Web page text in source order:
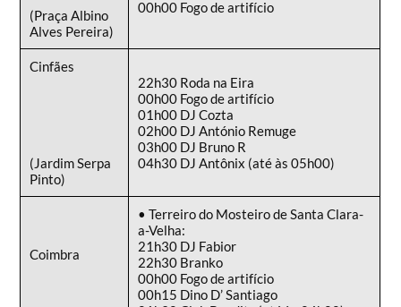
(Praça Albino
Alves Pereira)
00h00 Fogo de artifício
Cinfães
(Jardim Serpa
Pinto)
22h30 Roda na Eira
00h00 Fogo de artifício
01h00 DJ Cozta
02h00 DJ António Remuge
03h00 DJ Bruno R
04h30 DJ Antônix (até às 05h00)
Coimbra
• Terreiro do Mosteiro de Santa Clara-
a-Velha:
21h30 DJ Fabior
22h30 Branko
00h00 Fogo de artifício
00h15 Dino D’ Santiago